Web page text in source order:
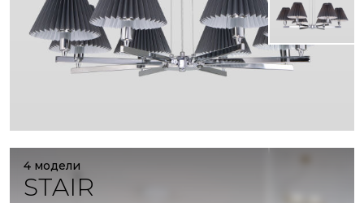
4 модели
STAIR